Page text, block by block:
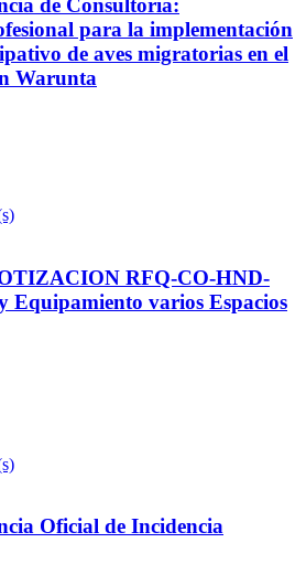
para la implementación
de aves migratorias en el
Warunta
RFQ-CO-HND-
Equipamiento varios Espacios
Oficial de Incidencia